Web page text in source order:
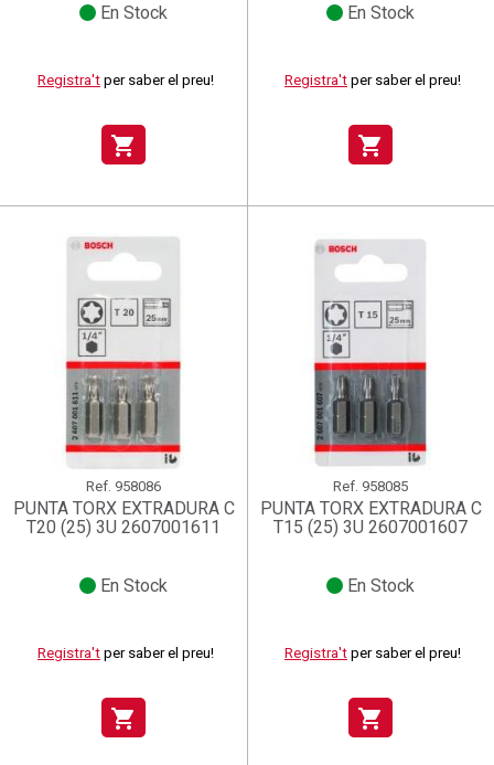
En Stock
Registra't per saber el preu!
shopping_cart
En Stock
Registra't per saber el preu!
shopping_cart
Ref. 958086
PUNTA TORX EXTRADURA C
T20 (25) 3U 2607001611
En Stock
Registra't per saber el preu!
shopping_cart
Ref. 958085
PUNTA TORX EXTRADURA C
T15 (25) 3U 2607001607
En Stock
Registra't per saber el preu!
shopping_cart